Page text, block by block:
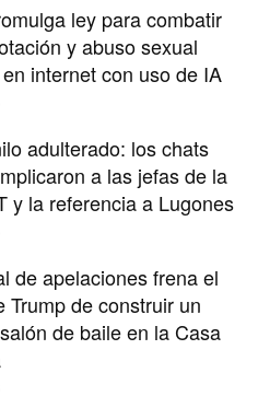
ley para combatir
y abuso sexual
internet con uso de IA
adulterado: los chats
a las jefas de la
y la referencia a Lugones
de apelaciones frena el
Trump de construir un
de baile en la Casa